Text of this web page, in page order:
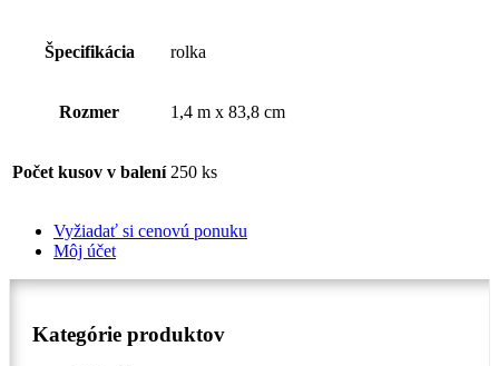
Špecifikácia rolka
Rozmer 1,4 m x 83,8 cm
Počet kusov v balení 250 ks
Vyžiadať si cenovú ponuku
Môj účet
Kategórie produktov